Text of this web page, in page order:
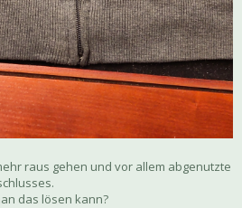
raus gehen und vor allem abgenutzte
das lösen kann?